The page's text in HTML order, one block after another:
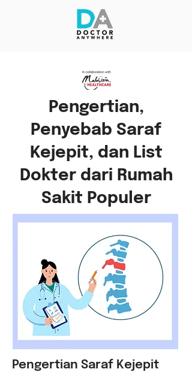
Pengertian,
Penyebab Saraf
Kejepit, dan List
Dokter dari Rumah
Sakit Populer
Pengertian Saraf Kejepit